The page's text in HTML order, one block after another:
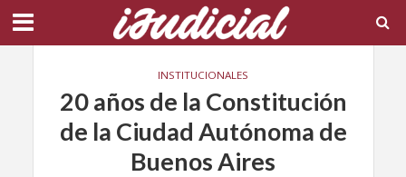
INSTITUCIONALES
20 años de la Constitución
de la Ciudad Autónoma de
Buenos Aires